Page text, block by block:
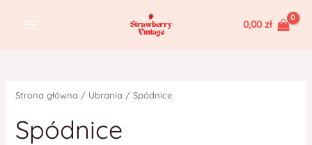
0,00zł
Strona główna / Ubrania / Spódnice
Spódnice